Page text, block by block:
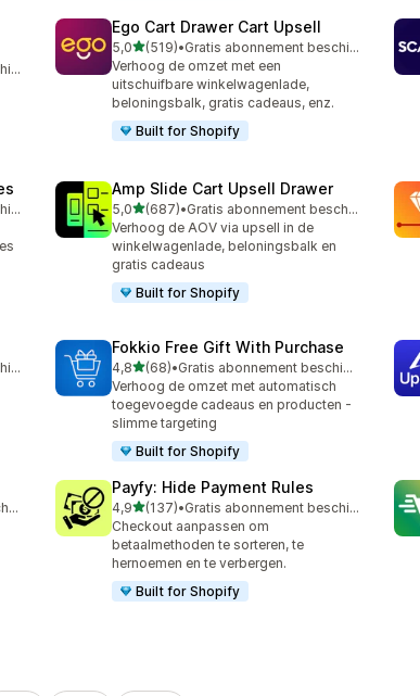
Gratis abonnement beschikbaar
Ego Cart Drawer Cart Upsell
5,0van 5 sterren
(519)
519 recensies in totaal
•
Gratis abonnement beschikbaar
Verhoog de omzet met een
uitschuifbare winkelwagenlade,
beloningsbalk, gratis cadeaus, enz.
Built for Shopify
Gratis abonnement beschikbaar
Amp Slide Cart Upsell Drawer
5,0van 5 sterren
(687)
687 recensies in totaal
•
Gratis abonnement beschikbaar
Verhoog de AOV via upsell in de
winkelwagenlade, beloningsbalk en
gratis cadeaus
Built for Shopify
Gratis abonnement beschikbaar
Fokkio Free Gift With Purchase
4,8van 5 sterren
(68)
68 recensies in totaal
•
Gratis abonnement beschikbaar
Verhoog de omzet met automatisch
toegevoegde cadeaus en producten -
slimme targeting
Built for Shopify
Gratis abonnement beschikbaar
Payfy: Hide Payment Rules
4,9van 5 sterren
(137)
137 recensies in totaal
•
Gratis abonnement beschikbaar
Checkout aanpassen om
betaalmethoden te sorteren, te
hernoemen en te verbergen.
Built for Shopify